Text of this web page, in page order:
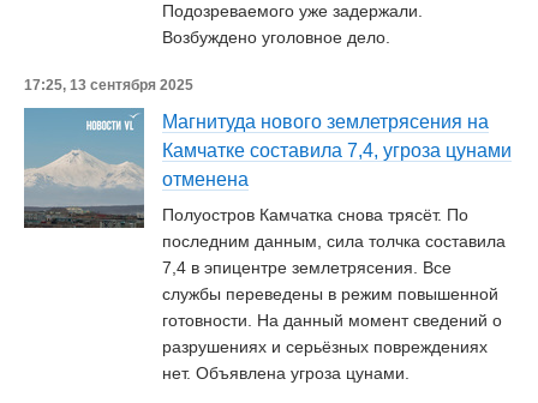
Подозреваемого уже задержали.
Возбуждено уголовное дело.
17:25, 13 сентября 2025
Магнитуда нового землетрясения на
Камчатке составила 7,4, угроза цунами
отменена
Полуостров Камчатка снова трясёт. По
последним данным, сила толчка составила
7,4 в эпицентре землетрясения. Все
службы переведены в режим повышенной
готовности. На данный момент сведений о
разрушениях и серьёзных повреждениях
нет. Объявлена угроза цунами.